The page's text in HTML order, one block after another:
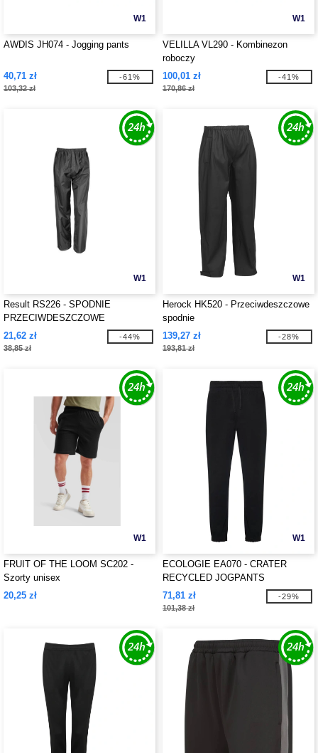
W1
AWDIS JH074 - Jogging pants
40,71 zł
103,32 zł
-61%
W1
VELILLA VL290 - Kombinezon
roboczy
100,01 zł
170,86 zł
-41%
W1
Result RS226 - SPODNIE
PRZECIWDESZCZOWE
21,62 zł
38,85 zł
-44%
W1
Herock HK520 - Przeciwdeszczowe
spodnie
139,27 zł
193,81 zł
-28%
W1
FRUIT OF THE LOOM SC202 -
Szorty unisex
20,25 zł
W1
ECOLOGIE EA070 - CRATER
RECYCLED JOGPANTS
71,81 zł
101,38 zł
-29%